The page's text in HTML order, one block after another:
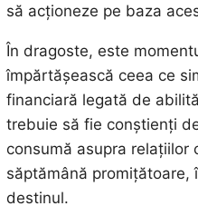
să acționeze pe baza
În dragoste, este
împărtășească ceea ce
financiară legată de
trebuie să fie conștienți
consumă asupra relațiilor
săptămână promițătoare,
destinul.